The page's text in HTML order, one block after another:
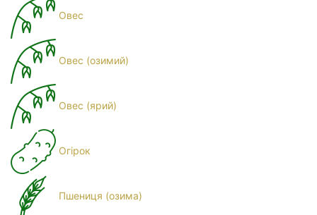
Овес
Овес (озимий)
Овес (ярий)
Огірок
Пшениця (озима)